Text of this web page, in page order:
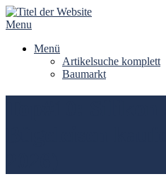
Skip
to
Menu
Menü
Artikelsuche komplett
Baumarkt